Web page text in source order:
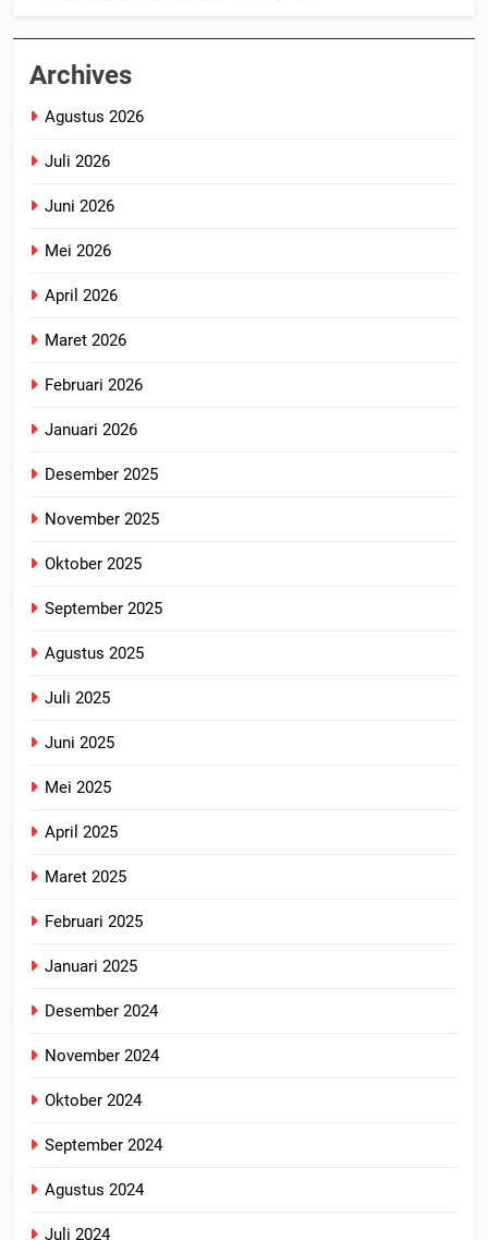
Archives
Agustus 2026
Juli 2026
Juni 2026
Mei 2026
April 2026
Maret 2026
Februari 2026
Januari 2026
Desember 2025
November 2025
Oktober 2025
September 2025
Agustus 2025
Juli 2025
Juni 2025
Mei 2025
April 2025
Maret 2025
Februari 2025
Januari 2025
Desember 2024
November 2024
Oktober 2024
September 2024
Agustus 2024
Juli 2024